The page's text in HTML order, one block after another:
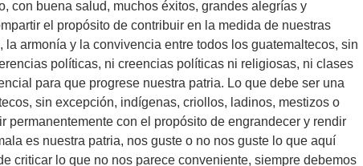
con buena salud, muchos éxitos, grandes alegrías y
el propósito de contribuir en la medida de nuestras
armonía y la convivencia entre todos los guatemaltecos, sin
políticas, ni creencias políticas ni religiosas, ni clases
para que progrese nuestra patria. Lo que debe ser una
sin excepción, indígenas, criollos, ladinos, mestizos o
permanentemente con el propósito de engrandecer y rendir
es nuestra patria, nos guste o no nos guste lo que aquí
criticar lo que no nos parece conveniente, siempre debemos